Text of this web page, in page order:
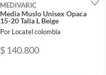
MEDIVARIC
Media Muslo Unisex Opaca
15-20 Talla L Beige
Por Locatel colombia
$ 140.800